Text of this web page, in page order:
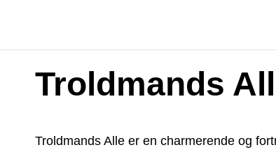
Troldmands
Troldmands Alle er en charmerende og